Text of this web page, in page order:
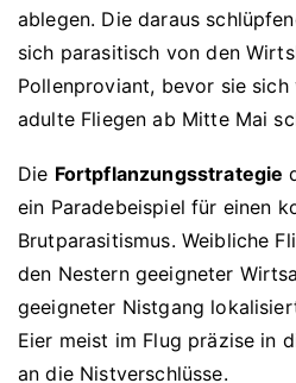
ablegen. Die daraus
sich parasitisch von den
Pollenproviant, bevor sie
adulte Fliegen ab Mitte Mai
Die Fortpflanzungsstrategie
ein Paradebeispiel für einen
Brutparasitismus. Weibliche
den Nestern geeigneter
geeigneter Nistgang
Eier meist im Flug präzise in
an die Nistverschlüsse.